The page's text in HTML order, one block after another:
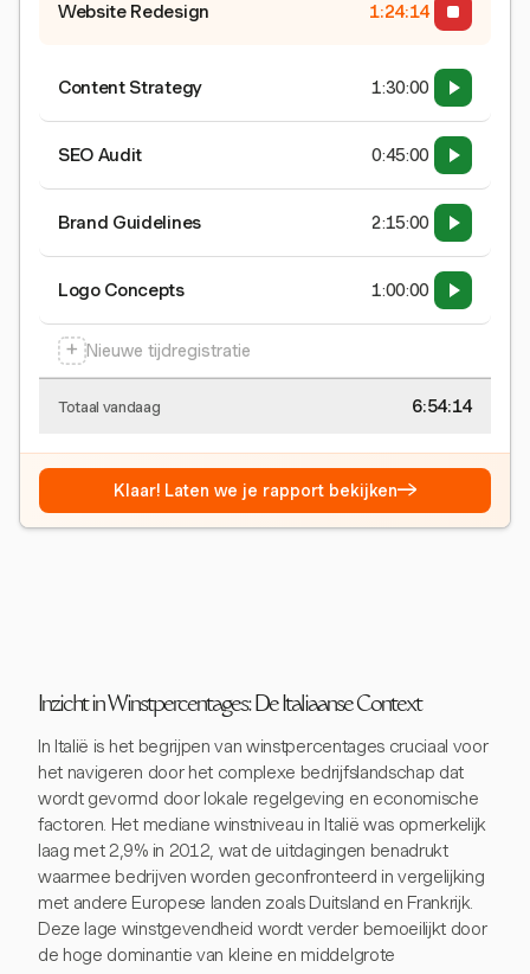
Website Redesign 1:24:15
Content Strategy 1:30:00
SEO Audit 0:45:00
Brand Guidelines 2:15:00
Logo Concepts 1:00:00
+ Nieuwe tijdregistratie
Totaal vandaag 6:54:15
Klaar! Laten we je rapport bekijken→
Inzicht in Winstpercentages: De Italiaanse Context
In Italië is het begrijpen van winstpercentages cruciaal voor
het navigeren door het complexe bedrijfslandschap dat
wordt gevormd door lokale regelgeving en economische
factoren. Het mediane winstniveau in Italië was opmerkelijk
laag met 2,9% in 2012, wat de uitdagingen benadrukt
waarmee bedrijven worden geconfronteerd in vergelijking
met andere Europese landen zoals Duitsland en Frankrijk.
Deze lage winstgevendheid wordt verder bemoeilijkt door
de hoge dominantie van kleine en middelgrote